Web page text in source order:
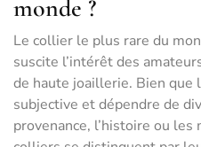
monde ?
Le collier le plus rare du
suscite l’intérêt des
de haute joaillerie. Bien que
subjective et dépendre de
provenance, l’histoire ou